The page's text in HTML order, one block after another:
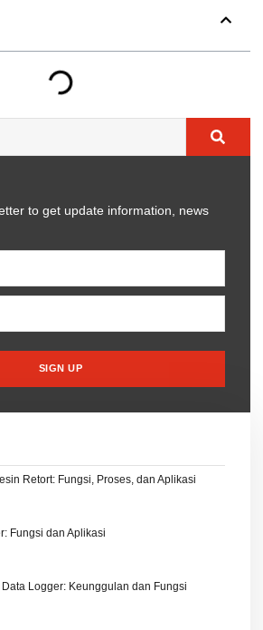
to get update information, news
SIGN UP
Retort: Fungsi, Proses, dan Aplikasi
Fungsi dan Aplikasi
Logger: Keunggulan dan Fungsi